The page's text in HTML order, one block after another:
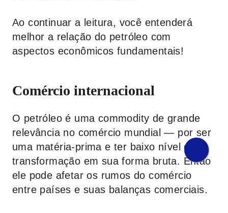
Ao continuar a leitura, você entenderá
melhor a relação do petróleo com
aspectos econômicos fundamentais!
Comércio internacional
O petróleo é uma commodity de grande
relevância no comércio mundial — por ser
uma matéria-prima e ter baixo nível de
transformação em sua forma bruta. Então
ele pode afetar os rumos do comércio
entre países e suas balanças comerciais.